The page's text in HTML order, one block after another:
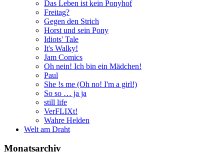
Das Leben ist kein Ponyhof
Freitag?
Gegen den Strich
Horst und sein Pony
Idiots' Tale
It's Walky!
Jam Comics
Oh nein! Ich bin ein Mädchen!
Paul
She !s me (Oh no! I'm a girl!)
So so … ja ja
still life
VerFLIXt!
Wahre Helden
Welt am Draht
Monatsarchiv